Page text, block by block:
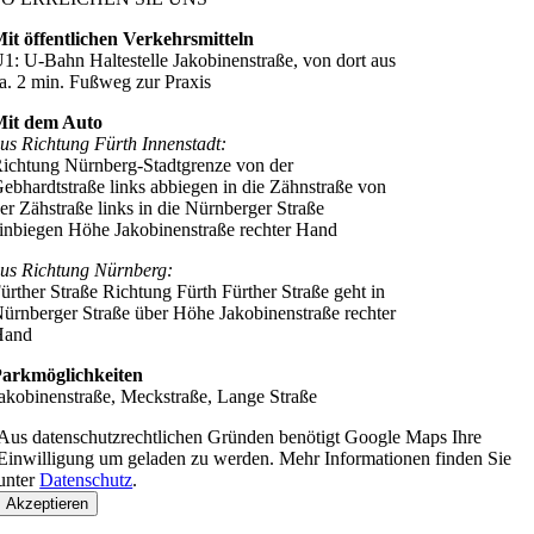
öffentlichen Verkehrsmitteln
U-Bahn Haltestelle Jakobinenstraße, von dort aus
2 min. Fußweg zur Praxis
dem Auto
Richtung Fürth Innenstadt:
Nürnberg-Stadtgrenzevon der
links abbiegen in die Zähnstraßevon
Zähstraße links in die Nürnberger Straße
Höhe Jakobinenstraße rechter Hand
Richtung Nürnberg:
Straße Richtung FürthFürther Straße geht in
Straße überHöhe Jakobinenstraße rechter
Meckstraße, Lange Straße
datenschutzrechtlichen Gründen benötigt Google Maps Ihre
um geladen zu werden. Mehr Informationen finden Sie
Datenschutz.
Akzeptieren